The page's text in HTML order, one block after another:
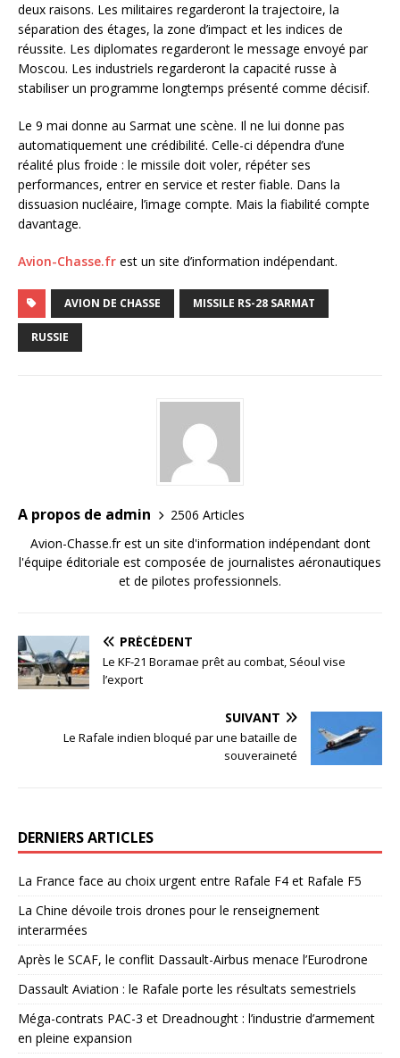
deux raisons. Les militaires regarderont la trajectoire, la
séparation des étages, la zone d’impact et les indices de
réussite. Les diplomates regarderont le message envoyé par
Moscou. Les industriels regarderont la capacité russe à
stabiliser un programme longtemps présenté comme décisif.
Le 9 mai donne au Sarmat une scène. Il ne lui donne pas
automatiquement une crédibilité. Celle-ci dépendra d’une
réalité plus froide : le missile doit voler, répéter ses
performances, entrer en service et rester fiable. Dans la
dissuasion nucléaire, l’image compte. Mais la fiabilité compte
davantage.
Avion-Chasse.fr est un site d’information indépendant.
AVION DE CHASSE MISSILE RS-28 SARMAT
RUSSIE
A propos de admin
2506 Articles
Avion-Chasse.fr est un site d'information indépendant dont
l'équipe éditoriale est composée de journalistes aéronautiques
et de pilotes professionnels.
PRÉCÉDENT
Le KF-21 Boramae prêt au combat, Séoul vise
l’export
SUIVANT
Le Rafale indien bloqué par une bataille de
souveraineté
DERNIERS ARTICLES
La France face au choix urgent entre Rafale F4 et Rafale F5
La Chine dévoile trois drones pour le renseignement
interarmées
Après le SCAF, le conflit Dassault-Airbus menace l’Eurodrone
Dassault Aviation : le Rafale porte les résultats semestriels
Méga-contrats PAC-3 et Dreadnought : l’industrie d’armement
en pleine expansion